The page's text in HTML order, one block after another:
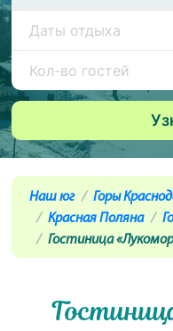
Наш юг
Горы
Красная Поляна
Гостиница